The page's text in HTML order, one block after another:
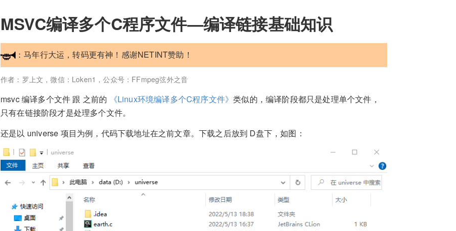
MSVC编译多个C程序文件—编译链接基础知识
：马年行大运，转码更有神！感谢NETINT赞助！
作者：罗上文，微信：Loken1，公众号：FFmpeg弦外之音
msvc 编译多个文件 跟 之前的 《Linux环境编译多个C程序文件》类似的，编译阶段都只是处理单个文件，
只有在链接阶段才是处理多个文件。
还是以 universe 项目为例，代码下载地址在之前文章。下载之后放到 D盘下，如图：